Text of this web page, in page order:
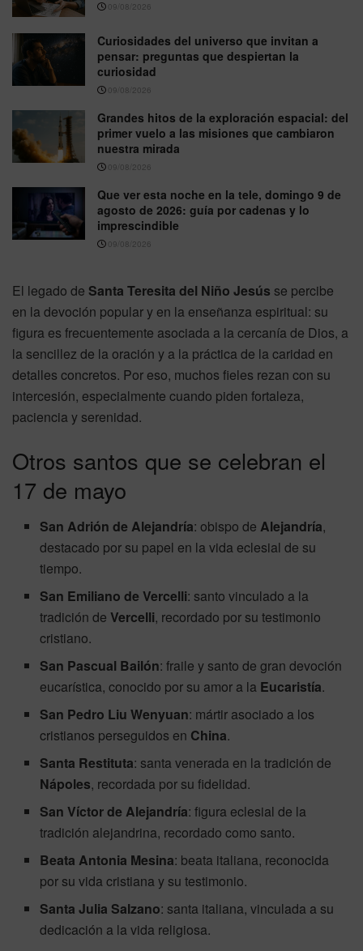
09/08/2026
Curiosidades del universo que invitan a
pensar: preguntas que despiertan la
curiosidad
09/08/2026
Grandes hitos de la exploración espacial: del
primer vuelo a las misiones que cambiaron
nuestra mirada
09/08/2026
Que ver esta noche en la tele, domingo 9 de
agosto de 2026: guía por cadenas y lo
imprescindible
09/08/2026
El legado de Santa Teresita del Niño Jesús se percibe
en la devoción popular y en la enseñanza espiritual: su
figura es frecuentemente asociada a la cercanía de Dios, a
la sencillez de la oración y a la práctica de la caridad en
detalles concretos. Por eso, muchos fieles rezan con su
intercesión, especialmente cuando piden fortaleza,
paciencia y serenidad.
Otros santos que se celebran el
17 de mayo
San Adrión de Alejandría: obispo deAlejandría,
destacado por su papel en la vida eclesial de su
tiempo.
San Emiliano de Vercelli: santo vinculado a la
tradición deVercelli, recordado por su testimonio
cristiano.
San Pascual Bailón: fraile y santo de gran devoción
eucarística, conocido por su amor a la Eucaristía.
San Pedro Liu Wenyuan: mártir asociado a los
cristianos perseguidos en China.
Santa Restituta: santa venerada en la tradición de
Nápoles, recordada por su fidelidad.
San Víctor de Alejandría: figura eclesial de la
tradición alejandrina, recordado como santo.
Beata Antonia Mesina: beata italiana, reconocida
por su vida cristiana y su testimonio.
Santa Julia Salzano: santa italiana, vinculada a su
dedicación a la vida religiosa.